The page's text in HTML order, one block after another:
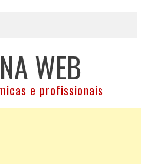
WEB
e profissionais